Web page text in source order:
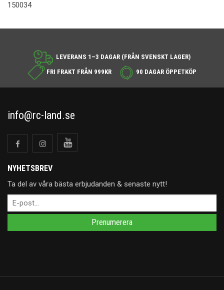
150034
LEVERANS 1–3 DAGAR (FRÅN SVENSKT LAGER)
FRI FRAKT FRÅN 999KR
90 DAGAR ÖPPETKÖP
info@rc-land.se
NYHETSBREV
Ta del av våra bästa erbjudanden & senaste nytt!
Prenumerera